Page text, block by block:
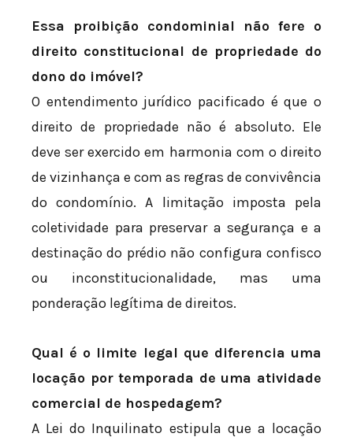
Essa proibição condominial não fere o
direito constitucional de propriedade do
dono do imóvel?
O entendimento jurídico pacificado é que o
direito de propriedade não é absoluto. Ele
deve ser exercido em harmonia com o direito
de vizinhança e com as regras de convivência
do condomínio. A limitação imposta pela
coletividade para preservar a segurança e a
destinação do prédio não configura confisco
ou inconstitucionalidade, mas uma
ponderação legítima de direitos.
Qual é o limite legal que diferencia uma
locação por temporada de uma atividade
comercial de hospedagem?
A Lei do Inquilinato estipula que a locação